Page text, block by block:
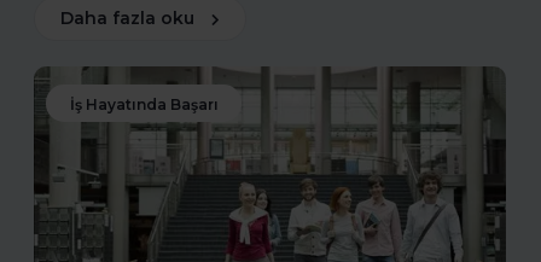
Daha fazla oku
İş Hayatında Başarı